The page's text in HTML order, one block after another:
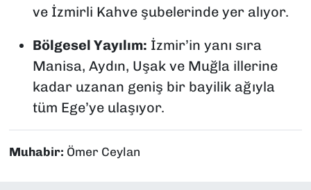
ve İzmirli Kahve şubelerinde yer alıyor.
Bölgesel Yayılım: İzmir’in yanı sıra
Manisa, Aydın, Uşak ve Muğla illerine
kadar uzanan geniş bir bayilik ağıyla
tüm Ege’ye ulaşıyor.
Muhabir: Ömer Ceylan